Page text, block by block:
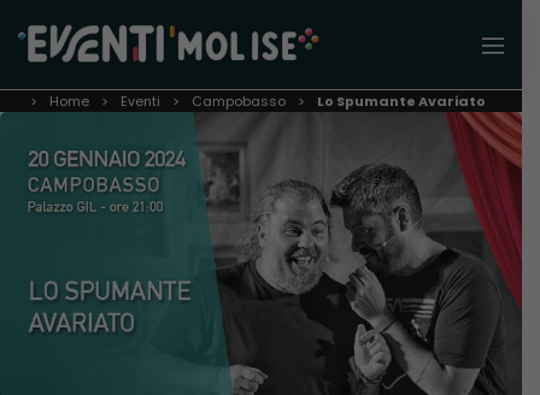
Home Eventi Campobasso Lo Spumante Avariato